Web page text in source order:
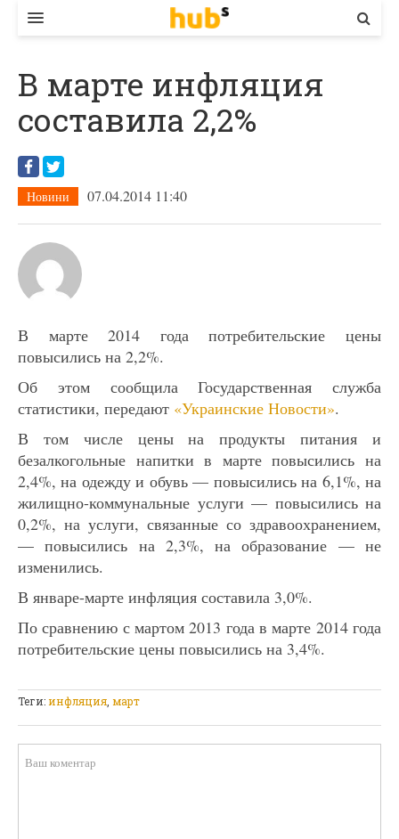
ЕКОНОМІКА
БІЗНЕС
СТАРТЕР
КОНТАКТИ
В марте инфляция
составила 2,2%
Новини 07.04.2014 11:40
В марте 2014 года потребительские цены
повысились на 2,2%.
Об этом сообщила Государственная служба
статистики, передают «Украинские Новости».
В том числе цены на продукты питания и
безалкогольные напитки в марте повысились на
2,4%, на одежду и обувь — повысились на 6,1%, на
жилищно-коммунальные услуги — повысились на
0,2%, на услуги, связанные со здравоохранением,
— повысились на 2,3%, на образование — не
изменились.
В январе-марте инфляция составила 3,0%.
По сравнению с мартом 2013 года в марте 2014 года
потребительские цены повысились на 3,4%.
Теги:инфляция март